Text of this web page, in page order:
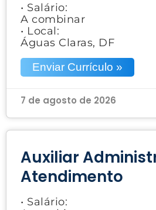
• Salário:
A combinar
• Local:
Águas Claras, DF
Enviar Currículo »
7 de agosto de 2026
Auxiliar
Atendimento
• Salário: